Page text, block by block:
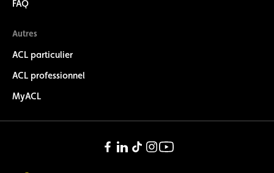
FAQ
Autres
ACL particulier
ACL professionnel
MyACL